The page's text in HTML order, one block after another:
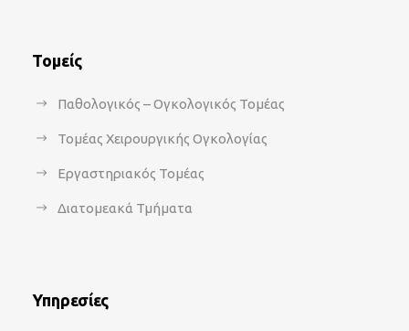
Τομείς
Παθολογικός – Ογκολογικός Τομέας
Τομέας Χειρουργικής Ογκολογίας
Εργαστηριακός Τομέας
Διατομεακά Τμήματα
Υπηρεσίες